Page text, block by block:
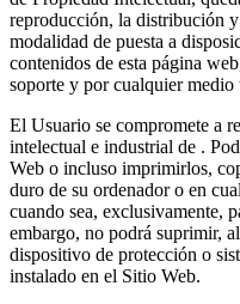
reproducción, la distribución
modalidad de puesta a
contenidos de esta página
soporte y por cualquier
El Usuario se compromete a
intelectual e industrial de .
Web o incluso imprimirlos,
duro de su ordenador o en
cuando sea, exclusivamente,
embargo, no podrá suprimir,
dispositivo de protección o
instalado en el Sitio Web.